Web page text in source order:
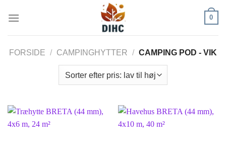
0
FORSIDE / CAMPINGHYTTER / CAMPING POD - VIK